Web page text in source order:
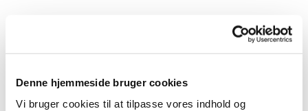
Denne hjemmeside bruger cookies
Vi bruger cookies til at tilpasse vores indhold og